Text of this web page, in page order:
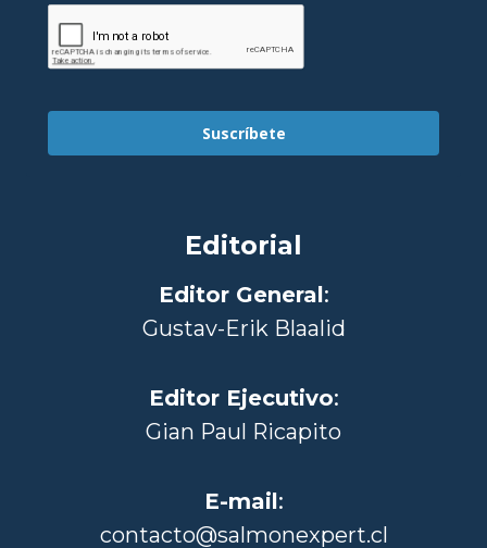
Suscríbete
Editorial
Editor General:
Gustav-Erik Blaalid
Editor Ejecutivo:
Gian Paul Ricapito
E-mail:
contacto@salmonexpert.cl